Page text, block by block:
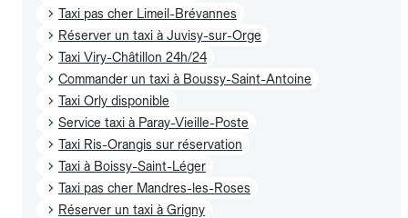
Taxi pas cher Limeil-Brévannes
Réserver un taxi à Juvisy-sur-Orge
Taxi Viry-Châtillon 24h/24
Commander un taxi à Boussy-Saint-Antoine
Taxi Orly disponible
Service taxi à Paray-Vieille-Poste
Taxi Ris-Orangis sur réservation
Taxi à Boissy-Saint-Léger
Taxi pas cher Mandres-les-Roses
Réserver un taxi à Grigny